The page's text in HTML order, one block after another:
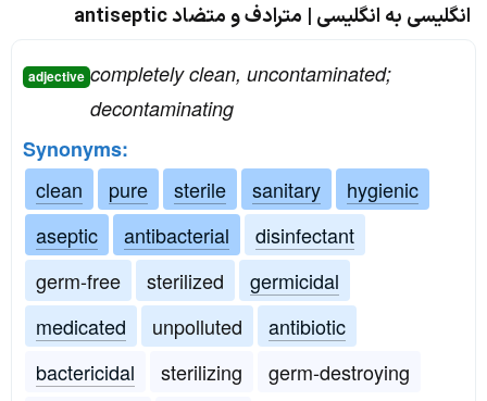
انگلیسی به انگلیسی | مترادف و متضاد antiseptic
adjective completely clean, uncontaminated;
decontaminating
Synonyms:
clean
pure sterile sanitary
hygienic
aseptic
antibacterial
disinfectant
germ-free
sterilized
germicidal
medicated
unpolluted
antibiotic
bactericidal
sterilizing
germ-destroying